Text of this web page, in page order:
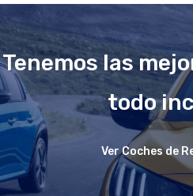
Tenemos las
todo
Ver Coches de